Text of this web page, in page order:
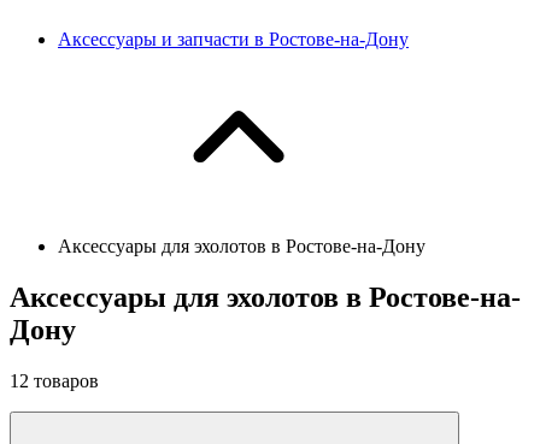
Аксессуары и запчасти в Ростове-на-Дону
Аксессуары для эхолотов в Ростове-на-Дону
Аксессуары для эхолотов в Ростове-на-
Дону
12 товаров